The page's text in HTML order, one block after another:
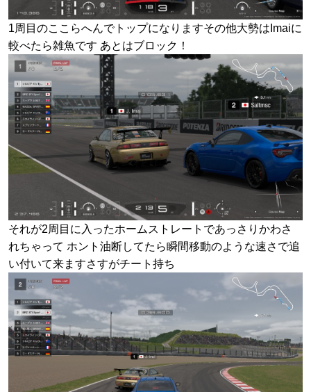
1周目のここらへんでトップになりますその他大勢はImaiに
較べたら雑魚です あとはブロック！
それが2周目に入ったホームストレートであっさりかわさ
れちゃって ホント油断してたら瞬間移動のような速さで追
い付いて来ますさすがチート持ち